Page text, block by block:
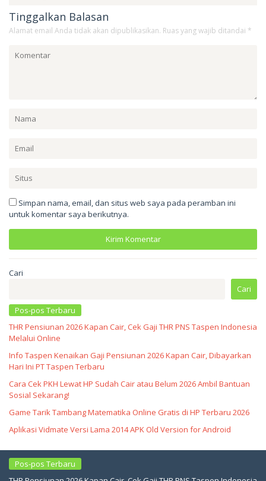
Tinggalkan Balasan
Alamat email Anda tidak akan dipublikasikan. Ruas yang wajib ditandai *
Simpan nama, email, dan situs web saya pada peramban ini
untuk komentar saya berikutnya.
Cari
Cari
Pos-pos Terbaru
THR Pensiunan 2026 Kapan Cair, Cek Gaji THR PNS Taspen Indonesia
Melalui Online
Info Taspen Kenaikan Gaji Pensiunan 2026 Kapan Cair, Dibayarkan
Hari Ini PT Taspen Terbaru
Cara Cek PKH Lewat HP Sudah Cair atau Belum 2026 Ambil Bantuan
Sosial Sekarang!
Game Tarik Tambang Matematika Online Gratis di HP Terbaru 2026
Aplikasi Vidmate Versi Lama 2014 APK Old Version for Android
Pos-pos Terbaru